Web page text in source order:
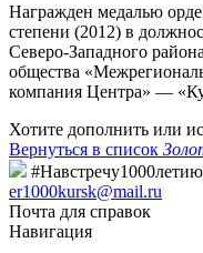
Награжден медалью
степени (2012) в
Северо-Западного
общества
компания Центра» —
Хотите дополнить или
Вернуться в список
er1000kursk@mail.ru
Почта для справок
Навигация